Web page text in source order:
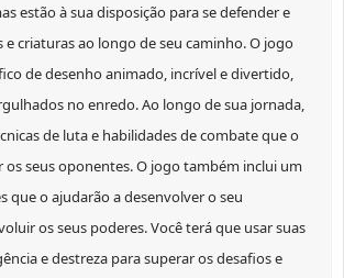
estão à sua disposição para se defender e
criaturas ao longo de seu caminho. O jogo
de desenho animado, incrível e divertido,
no enredo. Ao longo de sua jornada,
de luta e habilidades de combate que o
os seus oponentes. O jogo também inclui um
que o ajudarão a desenvolver o seu
os seus poderes. Você terá que usar suas
e destreza para superar os desafios e